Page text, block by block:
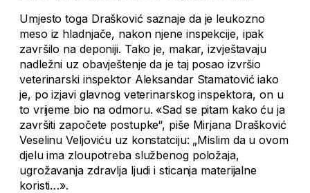
Umjesto toga Drašković saznaje da je leukozno
meso iz hladnjače, nakon njene inspekcije, ipak
završilo na deponiji. Tako je, makar, izvještavaju
nadležni uz obavještenje da je taj posao izvršio
veterinarski inspektor Aleksandar Stamatović iako
je, po izjavi glavnog veterinarskog inspektora, on u
to vrijeme bio na odmoru. «Sad se pitam kako ću ja
završiti započete postupke“, piše Mirjana Drašković
Veselinu Veljoviću uz konstatciju: „Mislim da u ovom
djelu ima zloupotreba službenog položaja,
ugrožavanja zdravlja ljudi i sticanja materijalne
koristi…».